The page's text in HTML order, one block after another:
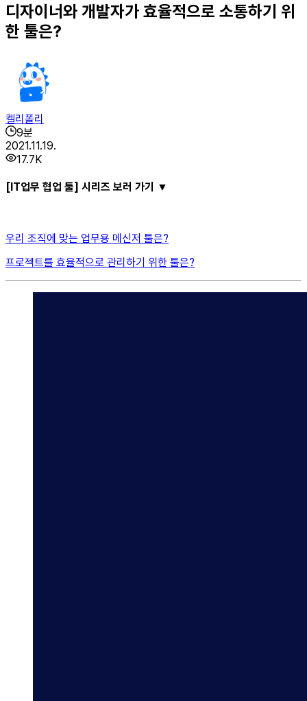
디자이너와 개발자가 효율적으로 소통하기 위
한 툴은?
켈리폴리
9분
2021.11.19.
17.7K
[IT업무 협업 툴] 시리즈 보러 가기 ▼
우리 조직에 맞는 업무용 메신저 툴은?
프로젝트를 효율적으로 관리하기 위한 툴은?